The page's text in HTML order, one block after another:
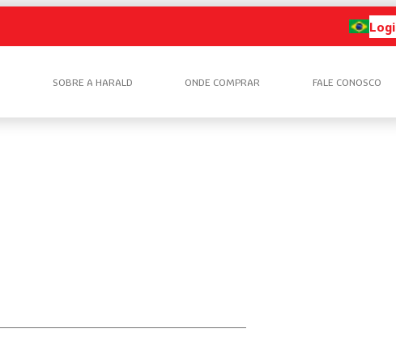
SOBRE A HARALD ONDE COMPRAR FALE CONOSCO